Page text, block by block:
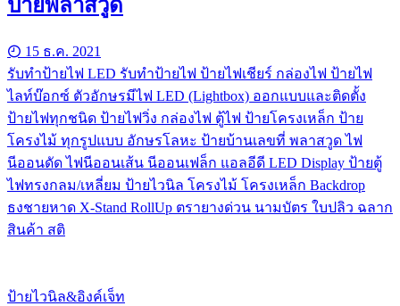
ป้ายพลาสวูด
15 ธ.ค. 2021
รับทําป้ายไฟ LED รับทำป้ายไฟ ป้ายไฟเชียร์ กล่องไฟ ป้ายไฟ
ไลท์บ๊อกซ์ ตัวอักษรมีไฟ LED (Lightbox) ออกแบบและติดตั้ง
ป้ายไฟทุกชนิด ป้ายไฟวิ่ง กล่องไฟ ตู้ไฟ ป้ายโครงเหล็ก ป้าย
โครงไม้ ทุกรูปแบบ อักษรโลหะ ป้ายบ้านเลขที่ พลาสวูด ไฟ
นีออนดัด ไฟนีออนเส้น นีออนเฟล็ก แอลอีดี LED Display ป้ายตู้
ไฟทรงกลม/เหลี่ยม ป้ายไวนิล โครงไม้ โครงเหล็ก Backdrop
ธงชายหาด X-Stand RollUp ตรายางด่วน นามบัตร ใบปลิว ฉลาก
สินค้า สติ
ป้ายไวนิล&อิงค์เจ็ท